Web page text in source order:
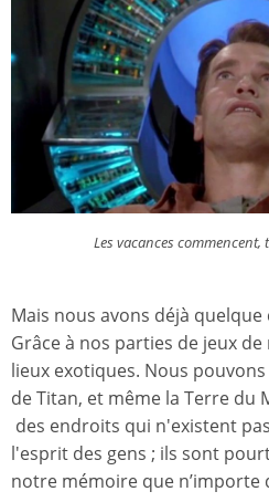
Les vacances
Mais nous avons déjà
Grâce à nos parties de jeux
lieux exotiques. Nous
de Titan, et même la Terre du
des endroits qui n'existent
l'esprit des gens ; ils sont
notre mémoire que n’importe